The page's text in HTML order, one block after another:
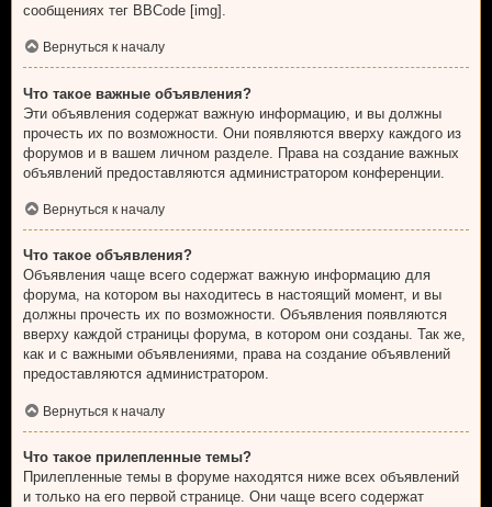
сообщениях тег BBCode [img].
Вернуться к началу
Что такое важные объявления?
Эти объявления содержат важную информацию, и вы должны
прочесть их по возможности. Они появляются вверху каждого из
форумов и в вашем личном разделе. Права на создание важных
объявлений предоставляются администратором конференции.
Вернуться к началу
Что такое объявления?
Объявления чаще всего содержат важную информацию для
форума, на котором вы находитесь в настоящий момент, и вы
должны прочесть их по возможности. Объявления появляются
вверху каждой страницы форума, в котором они созданы. Так же,
как и с важными объявлениями, права на создание объявлений
предоставляются администратором.
Вернуться к началу
Что такое прилепленные темы?
Прилепленные темы в форуме находятся ниже всех объявлений
и только на его первой странице. Они чаще всего содержат